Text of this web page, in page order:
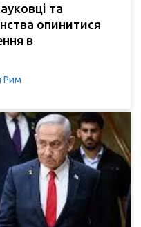
та
опинитися
в
Рим